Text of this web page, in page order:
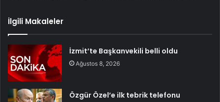
İlgili Makaleler
İzmit’te Başkanvekili belli oldu
Ağustos 8, 2026
Özgür Özel’e ilk tebrik telefonu